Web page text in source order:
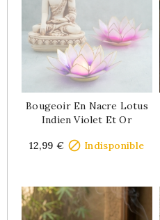
Bougeoir En Nacre Lotus
Indien Violet Et Or
12,99 €  Indisponible